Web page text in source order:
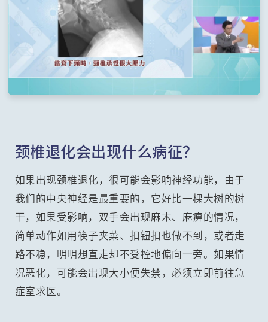
颈椎退化会出现什么病征？
如果出现颈椎退化，很可能会影响神经功能，由于
我们的中央神经是最重要的，它好比一棵大树的树
干，如果受影响，双手会出现麻木、麻痹的情况，
简单动作如用筷子夹菜、扣钮扣也做不到，或者走
路不稳，明明想直走却不受控地偏向一旁。如果情
况恶化，可能会出现大小便失禁，必须立即前往急
症室求医。